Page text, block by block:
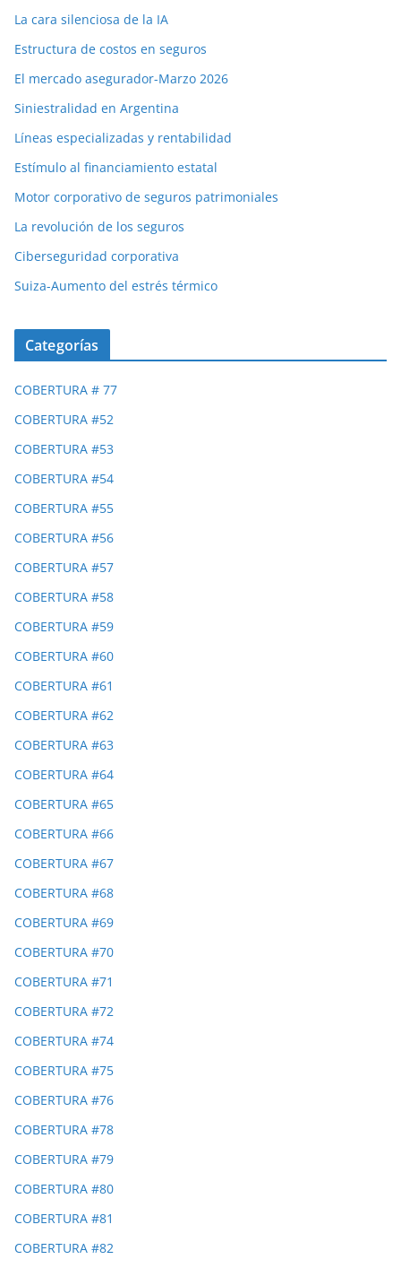
La cara silenciosa de la IA
Estructura de costos en seguros
El mercado asegurador-Marzo 2026
Siniestralidad en Argentina
Líneas especializadas y rentabilidad
Estímulo al financiamiento estatal
Motor corporativo de seguros patrimoniales
La revolución de los seguros
Ciberseguridad corporativa
Suiza-Aumento del estrés térmico
Categorías
COBERTURA # 77
COBERTURA #52
COBERTURA #53
COBERTURA #54
COBERTURA #55
COBERTURA #56
COBERTURA #57
COBERTURA #58
COBERTURA #59
COBERTURA #60
COBERTURA #61
COBERTURA #62
COBERTURA #63
COBERTURA #64
COBERTURA #65
COBERTURA #66
COBERTURA #67
COBERTURA #68
COBERTURA #69
COBERTURA #70
COBERTURA #71
COBERTURA #72
COBERTURA #74
COBERTURA #75
COBERTURA #76
COBERTURA #78
COBERTURA #79
COBERTURA #80
COBERTURA #81
COBERTURA #82